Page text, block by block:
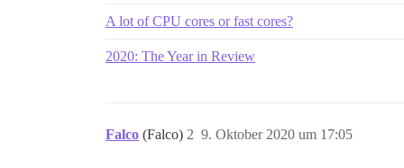
A lot of CPU cores or fast cores?
2020: The Year in Review
Falco (Falco) 9. Oktober 2020 um 17:05
2